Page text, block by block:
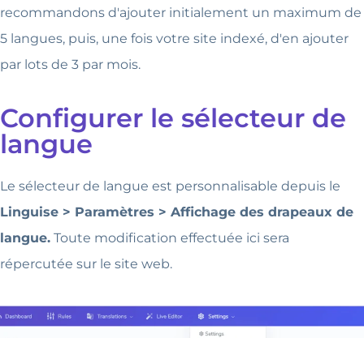
recommandons d'ajouter initialement un maximum de
5 langues, puis, une fois votre site indexé, d'en ajouter
par lots de 3 par mois.
Configurer le sélecteur de
langue
Le sélecteur de langue est personnalisable depuis le
Linguise > Paramètres > Affichage des drapeaux de
langue. Toute modification effectuée ici sera
répercutée sur le site web.